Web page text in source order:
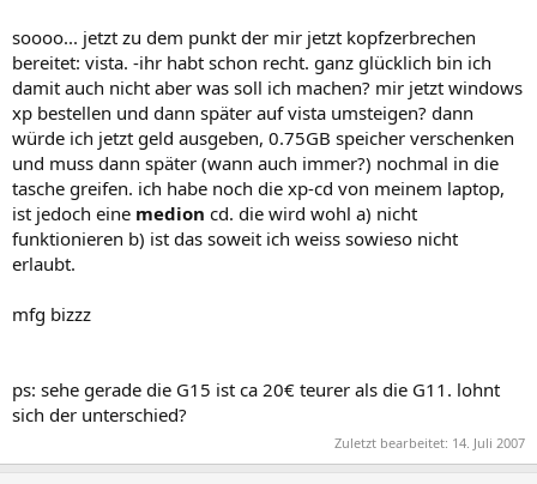
soooo... jetzt zu dem punkt der mir jetzt kopfzerbrechen
bereitet: vista. -ihr habt schon recht. ganz glücklich bin ich
damit auch nicht aber was soll ich machen? mir jetzt windows
xp bestellen und dann später auf vista umsteigen? dann
würde ich jetzt geld ausgeben, 0.75GB speicher verschenken
und muss dann später (wann auch immer?) nochmal in die
tasche greifen. ich habe noch die xp-cd von meinem laptop,
ist jedoch eine medion cd. die wird wohl a) nicht
funktionieren b) ist das soweit ich weiss sowieso nicht
erlaubt.
mfg bizzz
ps: sehe gerade die G15 ist ca 20€ teurer als die G11. lohnt
sich der unterschied?
Zuletzt bearbeitet: 14. Juli 2007